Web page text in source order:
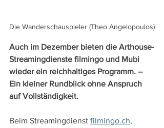
Die Wanderschauspieler (Theo Angelopoulos)
Auch im Dezember bieten die Arthouse-
Streamingdienste filmingo und Mubi
wieder ein reichhaltiges Programm. –
Ein kleiner Rundblick ohne Anspruch
auf Vollständigkeit.
Beim Streamingdienst filmingo.ch,